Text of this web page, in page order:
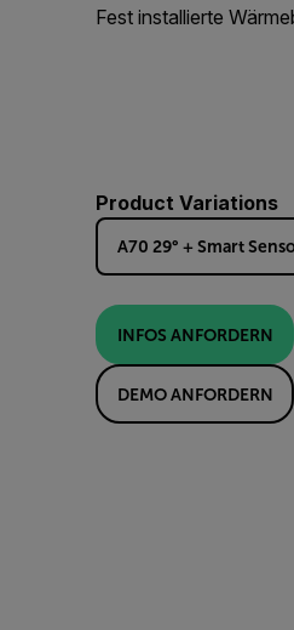
Fest installierte
Product Variations
A70 29° + Smart
INFOS ANFORDERN
DEMO ANFORDERN